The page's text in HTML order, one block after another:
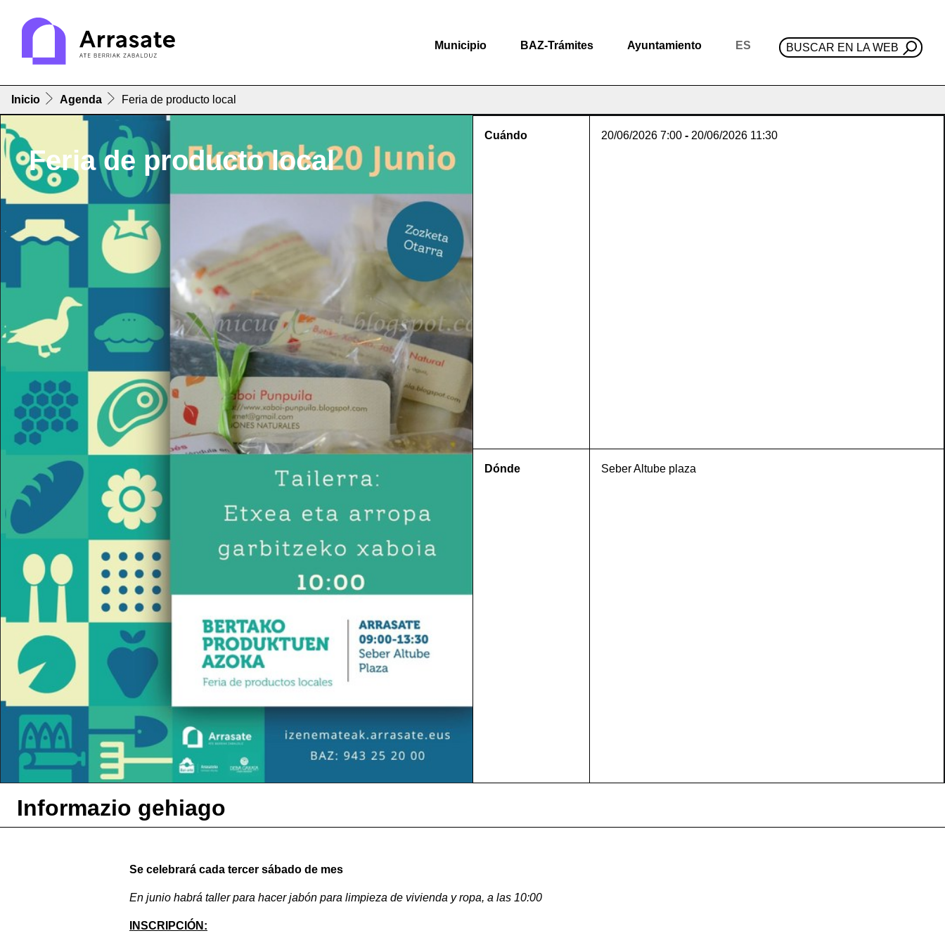
Municipio BAZ-Trámites Ayuntamiento ES BUSCAR EN LA WEB
Inicio Agenda Feria de producto local
Feria de producto local
Cuándo 20/06/2026 7:00 - 20/06/2026 11:30
Dónde Seber Altube plaza
Informazio gehiago
Se celebrará cada tercer sábado de mes
En junio habrá taller para hacer jabón para limpieza de vivienda y ropa, a las 10:00
INSCRIPCIÓN: